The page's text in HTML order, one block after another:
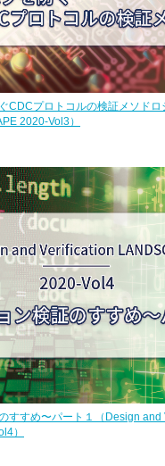
CDCプロトコルの検証メソドロ
2020-Vol3）
すすめ〜パート１（Design and
）